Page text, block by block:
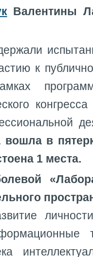
Валентины
к
вошла в
1 места.